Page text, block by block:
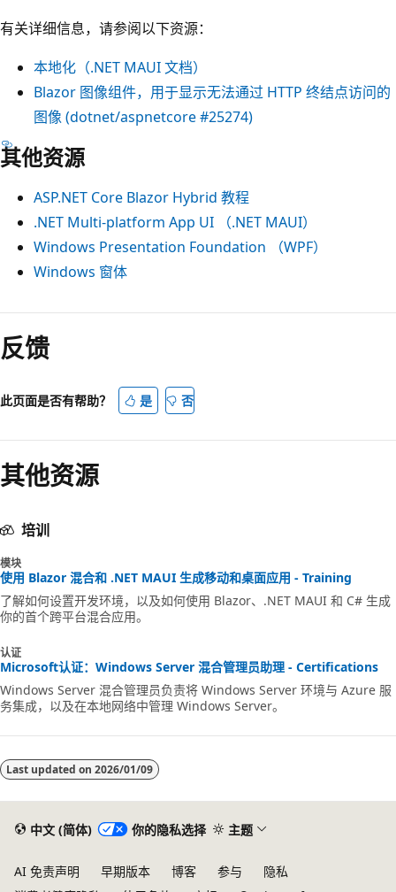
有关详细信息，请参阅以下资源：
本地化（.NET MAUI 文档）
Blazor 图像组件，用于显示无法通过 HTTP 终结点访问的
图像 (dotnet/aspnetcore #25274)
其他资源
ASP.NET Core Blazor Hybrid 教程
.NET Multi-platform App UI （.NET MAUI）
Windows Presentation Foundation （WPF）
Windows 窗体
反馈
此页面是否有帮助？ 是 否
其他资源
培训
模块
使用 Blazor 混合和 .NET MAUI 生成移动和桌面应用 - Training
了解如何设置开发环境，以及如何使用 Blazor、.NET MAUI 和 C# 生成
你的首个跨平台混合应用。
认证
Microsoft认证：Windows Server 混合管理员助理 - Certifications
Windows Server 混合管理员负责将 Windows Server 环境与 Azure 服
务集成，以及在本地网络中管理 Windows Server。
Last updated on 2026/01/09
中文 (简体) 你的隐私选择 主题
AI 免责声明 早期版本 博客 参与
隐私